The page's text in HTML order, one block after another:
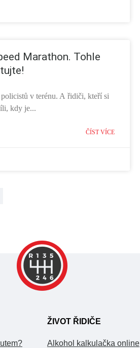
Marathon. Tohle
v terénu. A řidiči, kteří si
kdy je...
ČÍST VÍCE
ŽIVOT ŘIDIČE
Alkohol kalkulačka online